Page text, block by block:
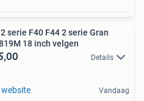
serie F40 F44 2 serie Gran
18 inch velgen
Details
website Vandaag